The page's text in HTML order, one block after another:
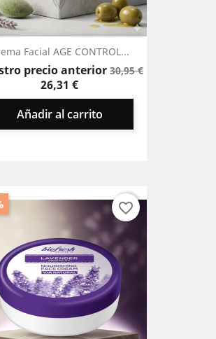
Facial AGE CONTROL...
precio anteriorPrecio
30,95 €Precio
26,31 €
Añadir al carrito
favorite_border